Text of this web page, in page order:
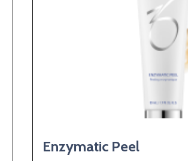
Enzymatic Peel